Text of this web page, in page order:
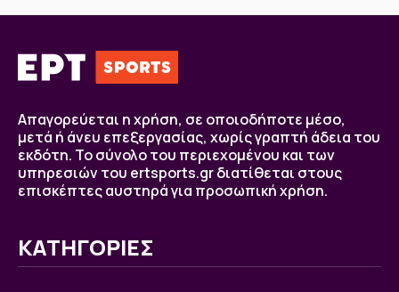
Απαγορεύεται η χρήση, σε οποιοδήποτε μέσο,
μετά ή άνευ επεξεργασίας, χωρίς γραπτή άδεια του
εκδότη. Το σύνολο του περιεχομένου και των
υπηρεσιών του ertsports.gr διατίθεται στους
επισκέπτες αυστηρά για προσωπική χρήση.
ΚΑΤΗΓΟΡΙΕΣ